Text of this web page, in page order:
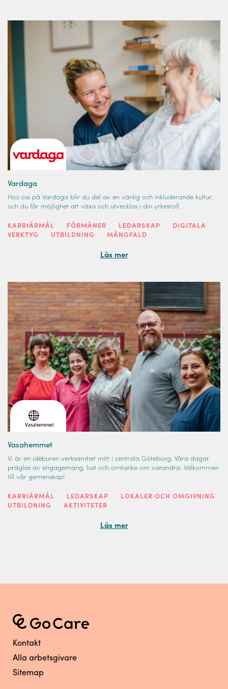
Vardaga
Hos oss på Vardaga blir du del av en vänlig och inkluderande kultur,
och du får möjlighet att växa och utvecklas i din yrkesroll.
KARRIÄRMÅL FÖRMÅNER LEDARSKAP
DIGITALA
VERKTYG
UTBILDNING MÅNGFALD
Läs mer
Vasahemmet
Vi är en idéburen verksamhet mitt i centrala Göteborg. Våra dagar
präglas av engagemang, lust och omtanke om varandra. Välkommen
till vår gemenskap!
KARRIÄRMÅL LEDARSKAP
LOKALER OCH OMGIVNING
UTBILDNING
AKTIVITETER
Läs mer
Kontakt
Alla arbetsgivare
Sitemap